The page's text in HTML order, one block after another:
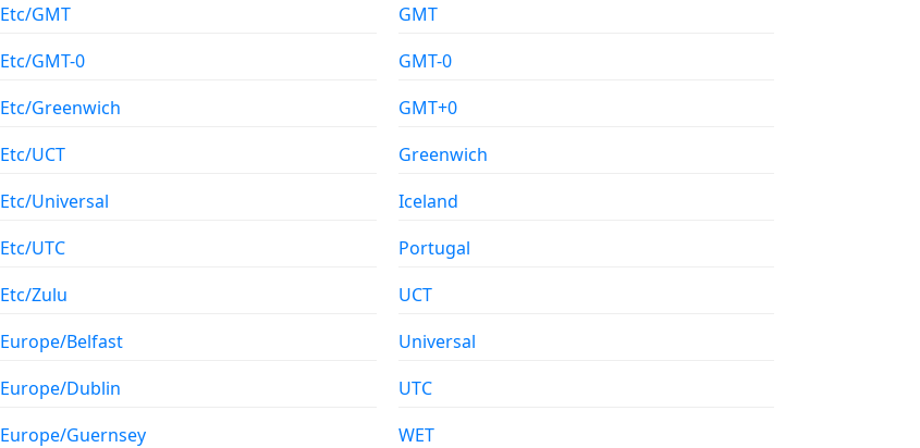
Etc/GMT
Etc/GMT-0
Etc/Greenwich
Etc/UCT
Etc/Universal
Etc/UTC
Etc/Zulu
Europe/Belfast
Europe/Dublin
Europe/Guernsey
GMT
GMT-0
GMT+0
Greenwich
Iceland
Portugal
UCT
Universal
UTC
WET